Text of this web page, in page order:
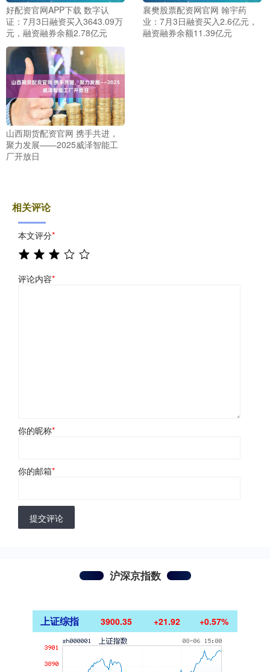
好配资官网APP下载 数字认
证：7月3日融资买入3643.09万
元，融资融券余额2.78亿元
襄樊股票配资网官网 翰宇药
业：7月3日融资买入2.6亿元，
融资融券余额11.39亿元
山西期货配资官网 携手共进，
聚力发展——2025威泽智能工
厂开放日
相关评论
本文评分*
评论内容*
你的昵称*
你的邮箱*
提交评论
沪深京指数
上证综指 3900.35 +21.92 +0.57%